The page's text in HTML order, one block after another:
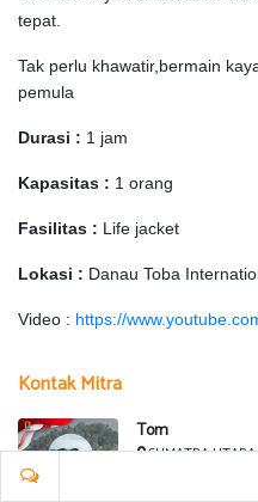
tepat.
Tak perlu khawatir,bermain
pemula
Durasi : 1 jam
Kapasitas : 1 orang
Fasilitas : Life jacket
Lokasi : Danau Toba
Video : https://
Kontak Mitra
Tom
SUMATRA